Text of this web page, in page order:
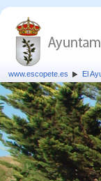
www.escopete.es El